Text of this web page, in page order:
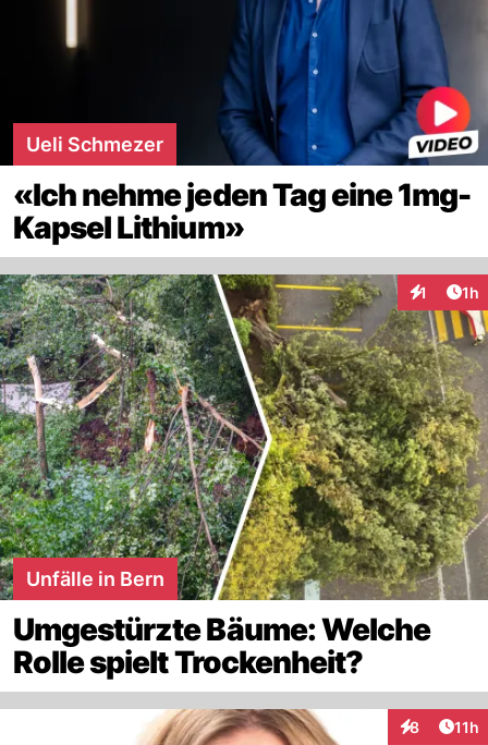
Ueli Schmezer
«Ich nehme jeden Tag eine 1mg-
Kapsel Lithium»
1 1h
Unfälle in Bern
Umgestürzte Bäume: Welche
Rolle spielt Trockenheit?
8 11h